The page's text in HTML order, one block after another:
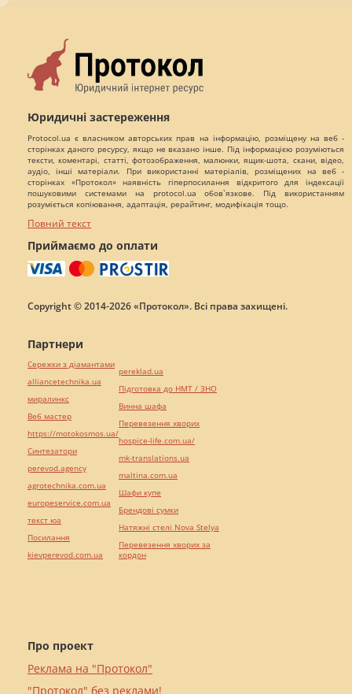
Юридичні застереження
Protocol.ua є власником авторських прав на інформацію, розміщену на веб -
сторінках даного ресурсу, якщо не вказано інше. Під інформацією розуміються
тексти, коментарі, статті, фотозображення, малюнки, ящик-шота, скани, відео,
аудіо, інші матеріали. При використанні матеріалів, розміщених на веб -
сторінках «Протокол» наявність гіперпосилання відкритого для індексації
пошуковими системами на protocol.ua обов`язкове. Під використанням
розуміється копіювання, адаптація, рерайтинг, модифікація тощо.
Повний текст
Приймаємо до оплати
Copyright © 2014-2026 «Протокол». Всі права захищені.
Про проект
Реклама на "Протокол"
"Протокол" без реклами!
Партнери
Сережки з діамантами
alliancetechnika.ua
миралинкс
Веб мастер
https://motokosmos.ua/
Синтезатори
perevod.agency
agrotechnika.com.ua
europeservice.com.ua
текст юа
Посилання
kievperevod.com.ua
pereklad.ua
Підготовка до НМТ / ЗНО
Винна шафа
Перевезення хворих
hospice-life.com.ua/
mk-translations.ua
maltina.com.ua
Шафи купе
Брендові сумки
Натяжні стелі Nova Stelya
Перевезення хворих за
кордон